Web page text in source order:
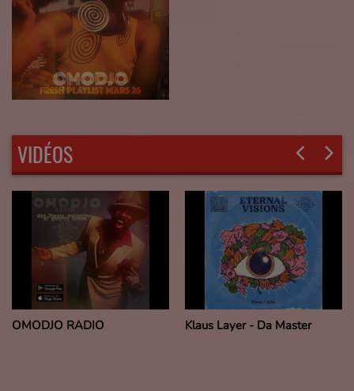
VIDÉOS
Klaus Layer - Da Master
Odyssey - Our Lives Are